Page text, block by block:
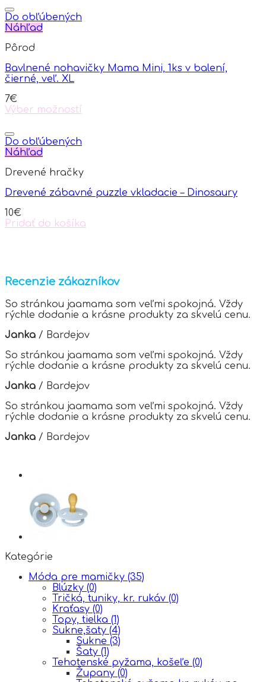
product
has
multiple
The
may
be
on
the
page
Do obľúbených
Náhľad
Pôrod
Bavlnené nohavičky Mama Mini, 1ks v balení,
čierné, veľ. XL
7€
Výber možností
product
has
multiple
The
may
chosen
on
Do obľúbených
Náhľad
Drevené hračky
Drevené zábavné puzzle vkladacie – Dinosaury
10€
Pridať do košíka
Recenzie zákazníkov
So stránkou jaamama som veľmi spokojná. Vždy
rýchle dodanie a krásne produkty za skvelú cenu.
Janka / Bardejov
So stránkou jaamama som veľmi spokojná. Vždy
rýchle dodanie a krásne produkty za skvelú cenu.
Janka / Bardejov
So stránkou jaamama som veľmi spokojná. Vždy
rýchle dodanie a krásne produkty za skvelú cenu.
Janka / Bardejov
Kategórie
Móda pre mamičky (35)
Blúzky (0)
Tričká, tuniky, kr. rukáv (0)
Kraťasy (0)
Topy, tielka (1)
Sukne,šaty (4)
Sukne (3)
Šaty (1)
Tehotenské pyžama, košeľe (0)
Župany (0)